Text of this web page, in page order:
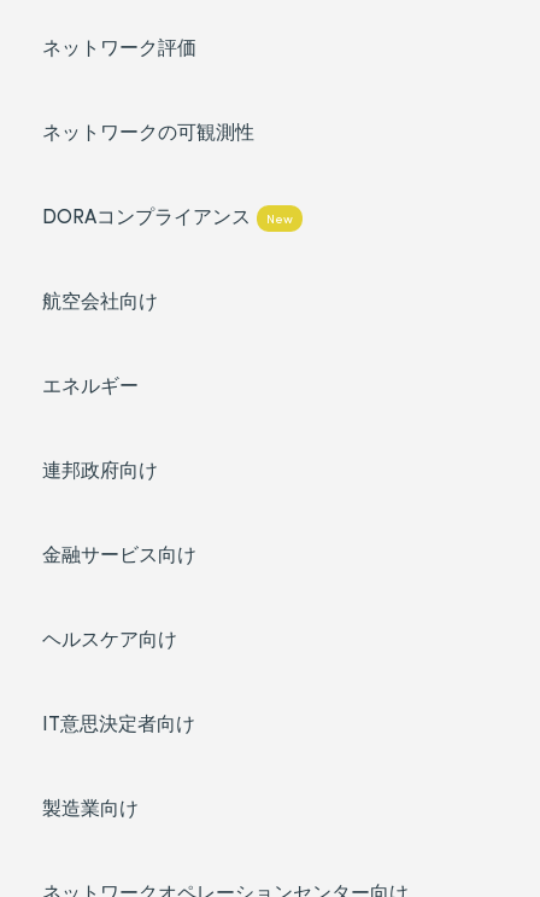
ネットワーク評価
ネットワークの可観測性
DORAコンプライアンス New
航空会社向け
エネルギー
連邦政府向け
金融サービス向け
ヘルスケア向け
IT意思決定者向け
製造業向け
ネットワークオペレーションセンター向け